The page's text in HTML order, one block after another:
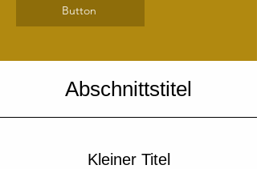
Button
Abschnittstitel
Kleiner Titel